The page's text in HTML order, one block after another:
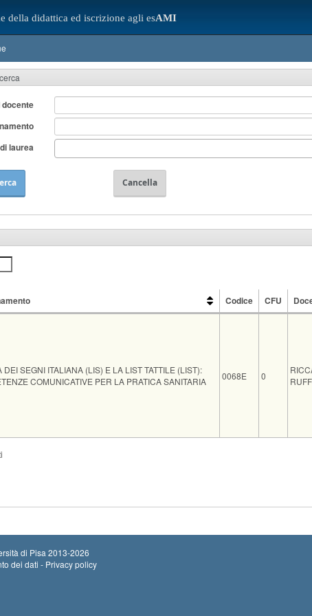
della didattica ed iscrizione agli esAMI
docente
laurea
Cancella
Codice CFU
DEI SEGNI ITALIANA (LIS) E LA LIST TATTILE (LIST):
COMUNICATIVE PER LA PRATICA SANITARIA
0068E 0
di Pisa 2013-2026
dei dati - Privacy policy